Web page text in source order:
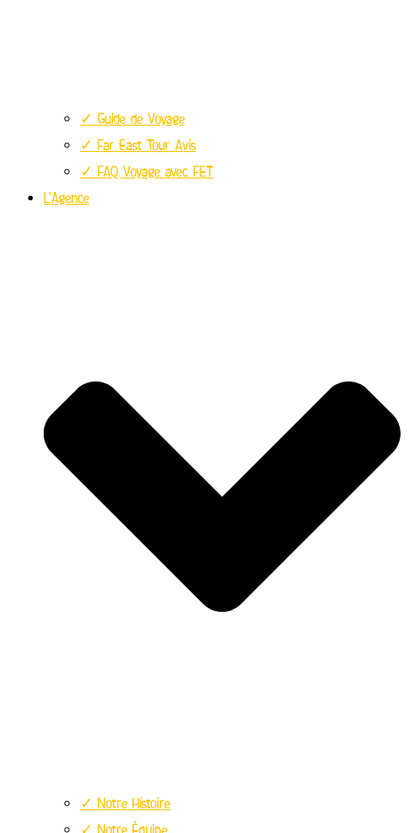
✓ Guide de Voyage
✓ Far East Tour Avis
✓ FAQ Voyage avec FET
L’Agence
✓ Notre Histoire
✓ Notre Équipe